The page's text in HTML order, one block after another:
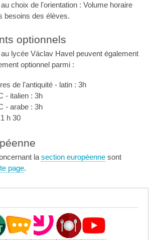
choix de l'orientation : Volume horaire
besoins des élèves.
optionnels
lycée Václav Havel peuvent également
optionnel parmi :
de l'antiquité - latin : 3h
- italien : 3h
- arabe : 3h
h 30
la section européenne sont
page.